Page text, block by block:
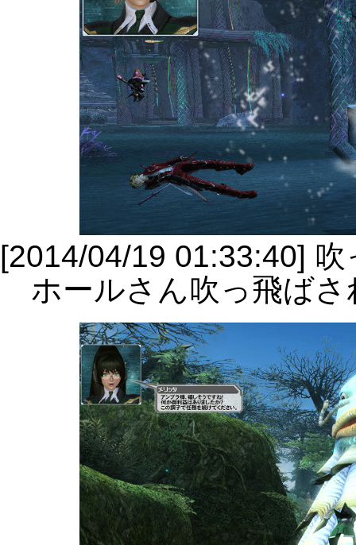
[2014/04/19 01:33:40]
ホールさん吹っ飛ばさ